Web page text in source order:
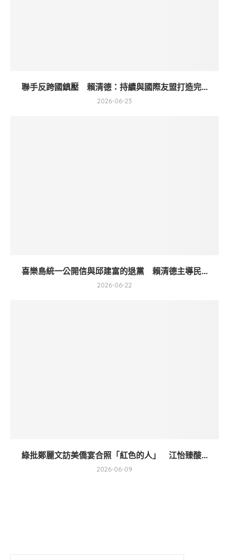
聯手反跨國鎮壓 賴清德：持續與國際友盟打造完...
2026-06-23
喜樂島統一公開信與邱建富的退黨 賴清德主導民...
2026-06-22
綠批鄭麗文訪美僑宴合照「紅色的人」 江怡臻酸...
2026-06-09